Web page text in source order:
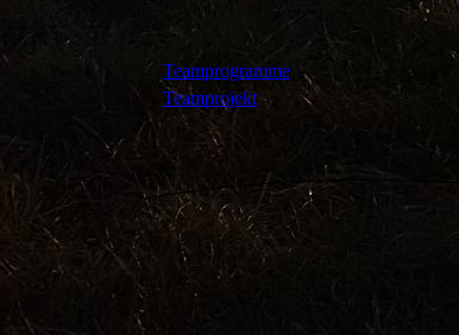
Teamprogramme
Teamprojekt